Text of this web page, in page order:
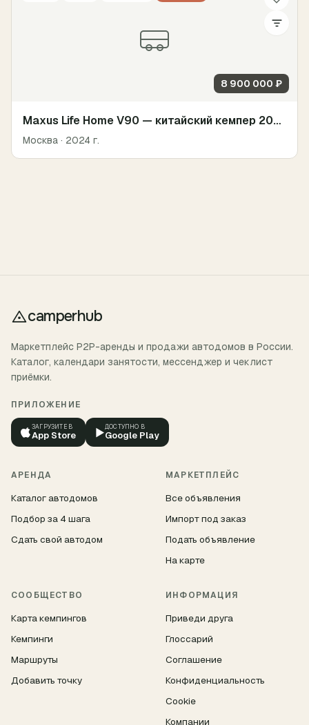
8 900 000 ₽
Maxus Life Home V90 — китайский кемпер 2024
Москва · 2024 г.
camperhub
Маркетплейс P2P-аренды и продажи автодомов в России.
Каталог, календари занятости, мессенджер и чеклист
приёмки.
ПРИЛОЖЕНИЕ
ЗАГРУЗИТЕ В
App Store ▶ДОСТУПНО В
Google Play
АРЕНДА
Каталог автодомов
Подбор за 4 шага
Сдать свой автодом
МАРКЕТПЛЕЙС
Все объявления
Импорт под заказ
Подать объявление
На карте
СООБЩЕСТВО
Карта кемпингов
Кемпинги
Маршруты
Добавить точку
ИНФОРМАЦИЯ
Приведи друга
Глоссарий
Соглашение
Конфиденциальность
Cookie
Компании